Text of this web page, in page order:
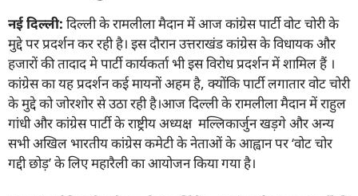
नई दिल्ली: दिल्ली के रामलीला मैदान में आज कांग्रेस पार्टी वोट चोरी के
मुद्दे पर प्रदर्शन कर रही है। इस दौरान उत्तराखंड कांग्रेस के विधायक और
हजारों की तादाद मे पार्टी कार्यकर्ता भी इस विरोध प्रदर्शन में शामिल हैं ।
कांग्रेस का यह प्रदर्शन कई मायनों अहम है, क्योंकि पार्टी लगातार वोट चोरी
के मुद्दे को जोरशोर से उठा रही है।आज दिल्ली के रामलीला मैदान में राहुल
गांधी और कांग्रेस पार्टी के राष्ट्रीय अध्यक्ष मल्लिकार्जुन खड़गे और अन्य
सभी अखिल भारतीय कांग्रेस कमेटी के नेताओं के आह्वान पर ‘वोट चोर
गद्दी छोड़’ के लिए महारैली का आयोजन किया गया है।